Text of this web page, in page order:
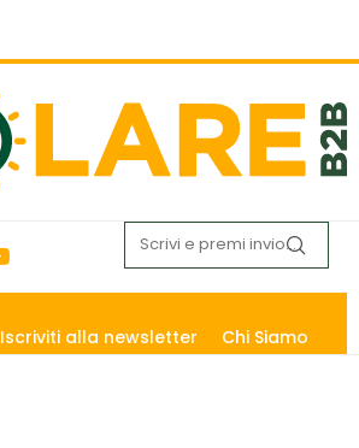
Iscriviti alla newsletter Chi Siamo